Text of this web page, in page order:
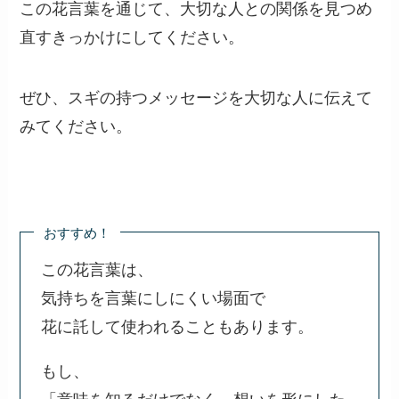
この花言葉を通じて、大切な人との関係を見つめ
直すきっかけにしてください。
ぜひ、スギの持つメッセージを大切な人に伝えて
みてください。
おすすめ！
この花言葉は、
気持ちを言葉にしにくい場面で
花に託して使われることもあります。
もし、